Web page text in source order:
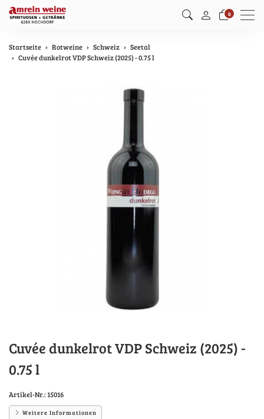
0 Menu
Startseite Rotweine Schweiz
Seetal
Cuvée dunkelrot VDP Schweiz (2025) - 0.75 l
Cuvée dunkelrot VDP Schweiz (2025) -
0.75 l
Artikel-Nr.:15016
Weitere Informationen